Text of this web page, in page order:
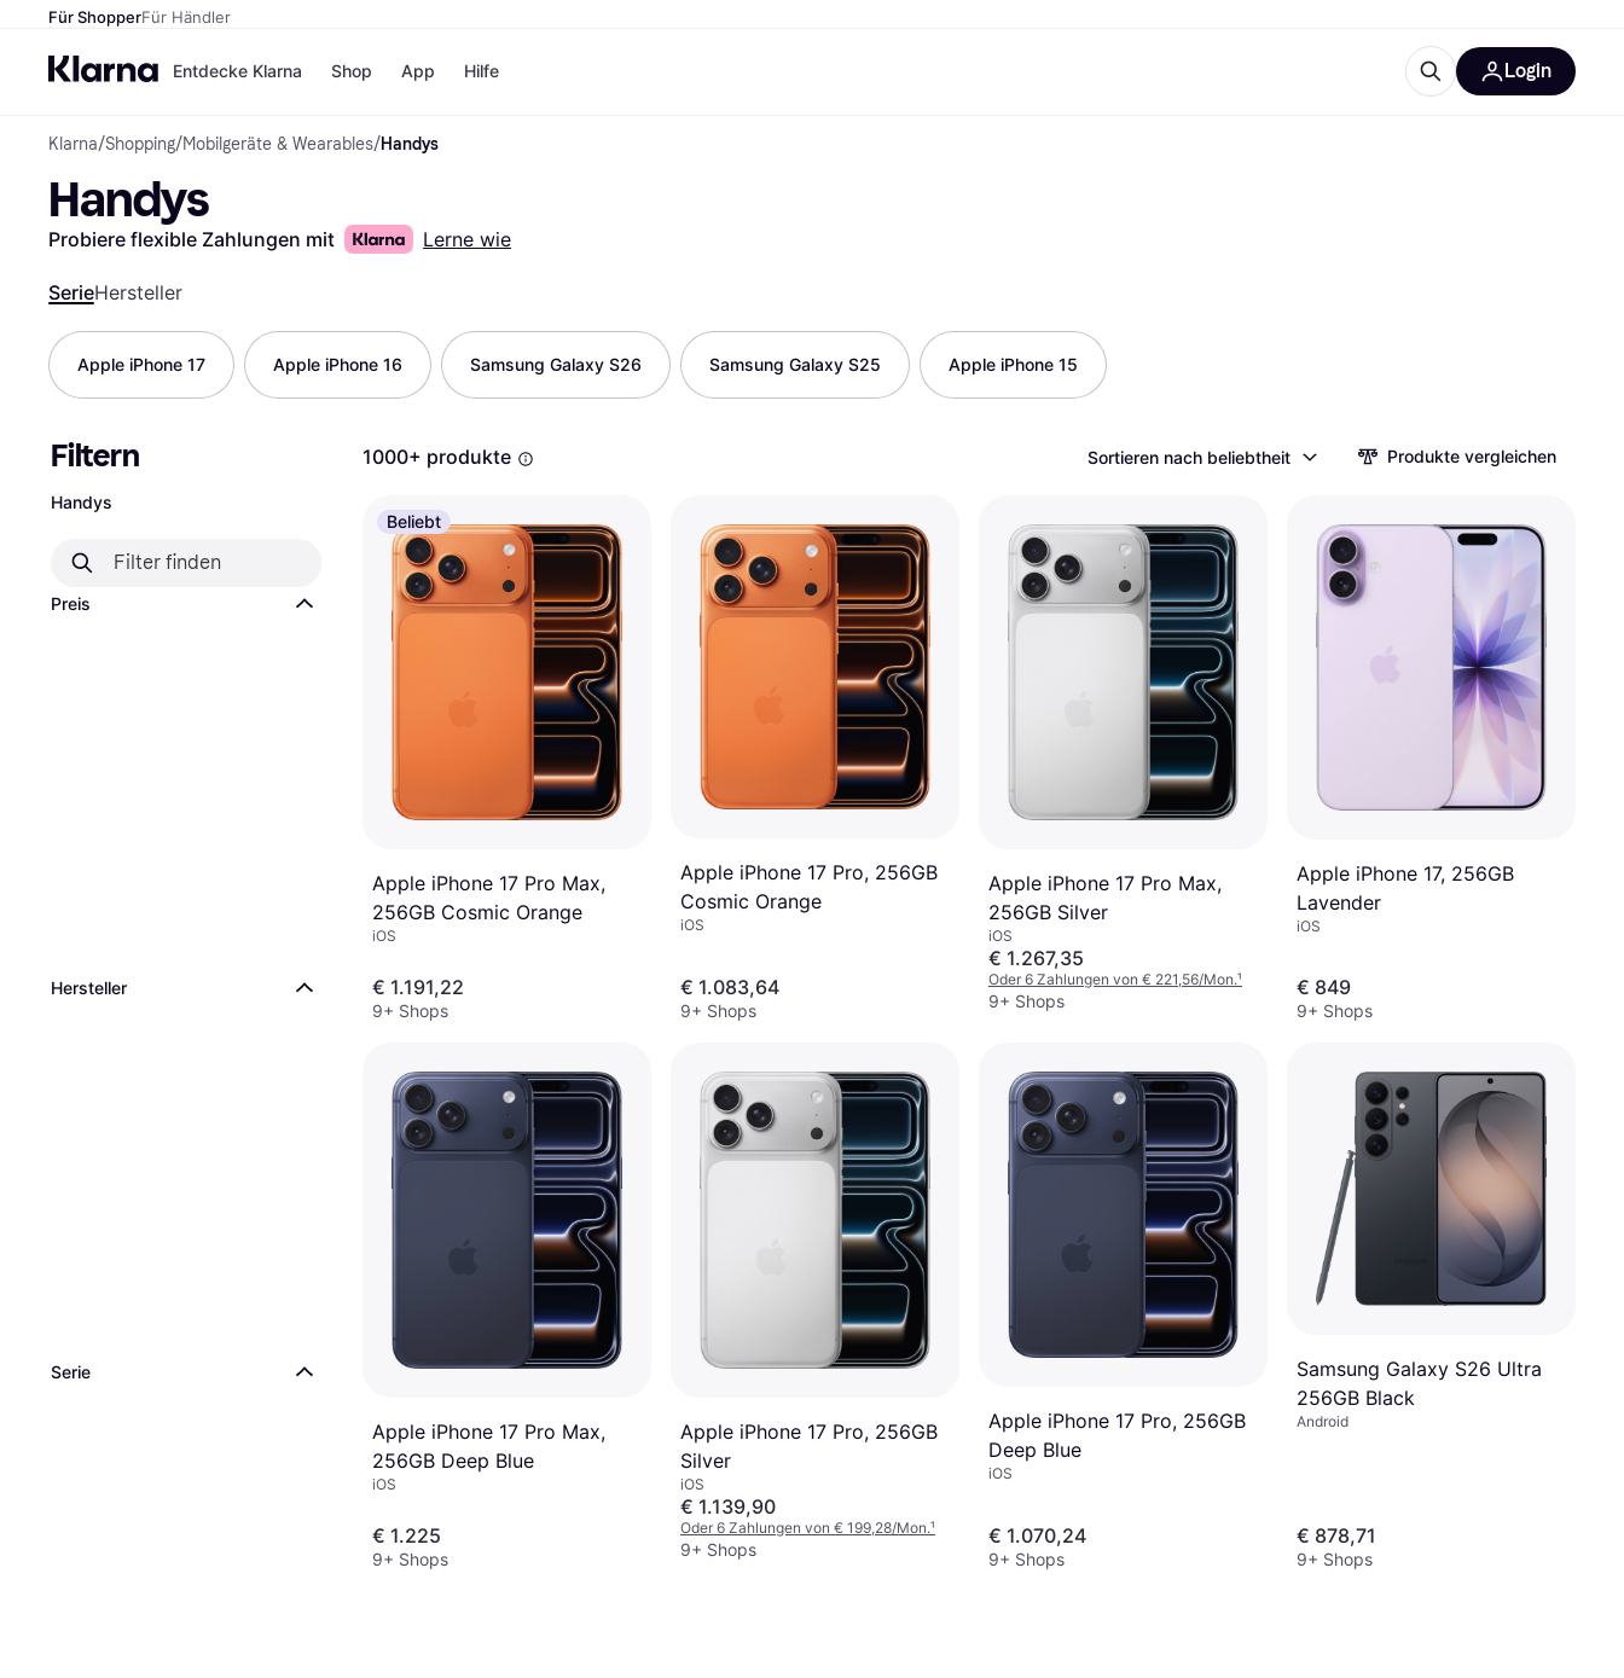
Für ShopperFür Händler
Entdecke Klarna
Zahlungsmethoden
Bezahle in 3
Teilzahlungen
Shop
Temu
Kaufland.at
Alle Shops
Renovierung & Bau
Bücher, Filme & Musik
Alle Kategorien
App Hilfe Login
Klarna/Shopping/Mobilgeräte & Wearables/Handys
Handys
Probiere flexible Zahlungen mit Lerne wie
SerieHersteller
Apple iPhone 17 Apple iPhone 16 Samsung Galaxy S26 Samsung Galaxy S25 Apple iPhone 15
Filtern
Handys
Preis
Hersteller
Serie
1000+ produkte Sortieren nach beliebtheit Produkte vergleichen
Beliebt
Apple iPhone 17 Pro Max,
256GB Cosmic Orange
iOS
€ 1.191,22
9+ Shops
Apple iPhone 17 Pro, 256GB
Cosmic Orange
iOS
€ 1.083,64
9+ Shops
Apple iPhone 17 Pro Max,
256GB Silver
iOS
€ 1.267,35
Oder 6 Zahlungen von € 221,56/Mon.¹
9+ Shops
Apple iPhone 17, 256GB
Lavender
iOS
€ 849
9+ Shops
Apple iPhone 17 Pro Max,
256GB Deep Blue
iOS
€ 1.225
9+ Shops
Apple iPhone 17 Pro, 256GB
Silver
iOS
€ 1.139,90
Oder 6 Zahlungen von € 199,28/Mon.¹
9+ Shops
Apple iPhone 17 Pro, 256GB
Deep Blue
iOS
€ 1.070,24
9+ Shops
Samsung Galaxy S26 Ultra
256GB Black
Android
€ 878,71
9+ Shops